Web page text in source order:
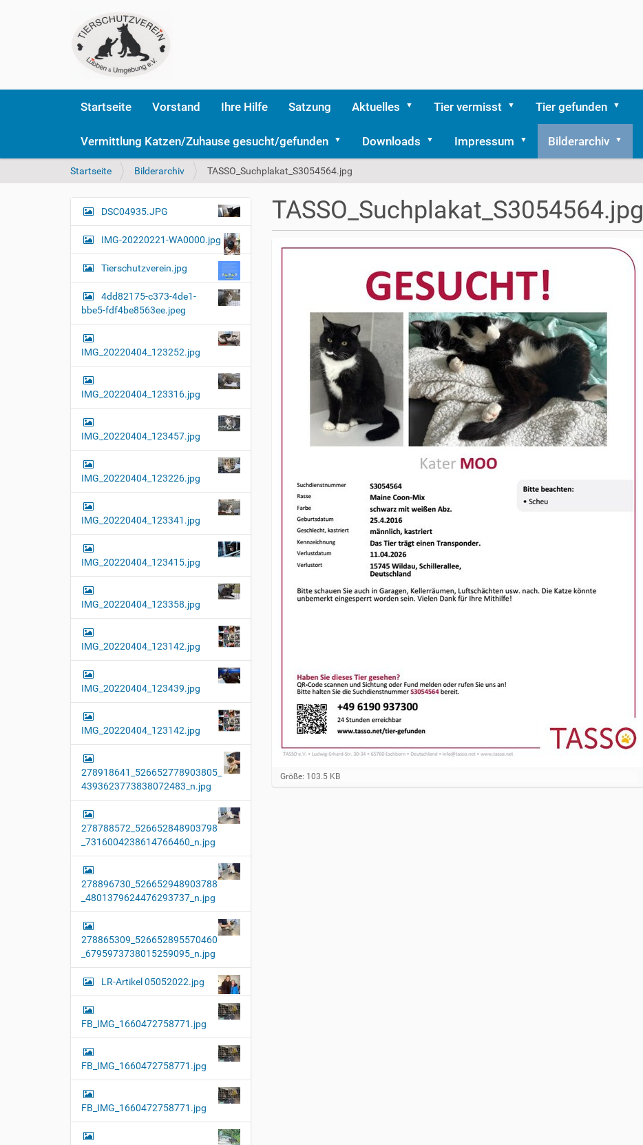
Startseite Vorstand Ihre Hilfe Satzung Aktuelles Tier vermisst Tier gefunden
Vermittlung Katzen/Zuhause gesucht/gefunden Downloads Impressum Bilderarchiv
S
e
i
d
i
Startseite Bilderarchiv TASSO_Suchplakat_S3054564.jpg
TASSO_Suchplakat_S3054564.jpg
Z
e
Größe: 103.5 KB
N
i
g
a
t
i
o
n
DSC04935.JPG
IMG-20220221-WA0000.jpg
Tierschutzverein.jpg
4dd82175-c373-4de1-
bbe5-fdf4be8563ee.jpeg
IMG_20220404_123252.jpg
IMG_20220404_123316.jpg
IMG_20220404_123457.jpg
IMG_20220404_123226.jpg
IMG_20220404_123341.jpg
IMG_20220404_123415.jpg
IMG_20220404_123358.jpg
IMG_20220404_123142.jpg
IMG_20220404_123439.jpg
IMG_20220404_123142.jpg
278918641_526652778903805_
4393623773838072483_n.jpg
278788572_526652848903798
_7316004238614766460_n.jpg
278896730_526652948903788
_4801379624476293737_n.jpg
278865309_526652895570460
_6795973738015259095_n.jpg
LR-Artikel 05052022.jpg
FB_IMG_1660472758771.jpg
FB_IMG_1660472758771.jpg
FB_IMG_1660472758771.jpg